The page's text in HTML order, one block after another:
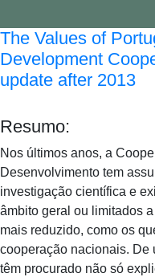
The Values of
Development
update after 2013
Resumo:
Nos últimos anos, a
Desenvolvimento tem
investigação científica e
âmbito geral ou limitados
mais reduzido, como os
cooperação nacionais. De
têm procurado não só